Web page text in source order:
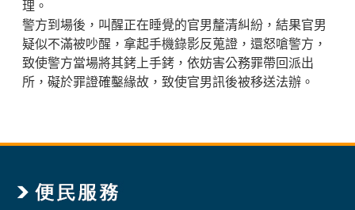
理。
警方到場後，叫醒正在睡覺的官男釐清糾紛，結果官男
疑似不滿被吵醒，拿起手機錄影反蒐證，還怒嗆警方，
致使警方當場將其銬上手銬，依妨害公務罪帶回派出
所，礙於罪證確鑿緣故，致使官男訊後被移送法辦。